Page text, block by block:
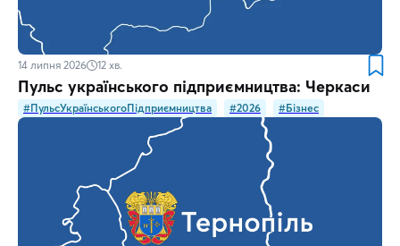
14 липня 2026 12 хв.
Пульс українського підприємництва: Черкаси
#ПульсУкраїнськогоПідприємництва #2026 #Бізнес